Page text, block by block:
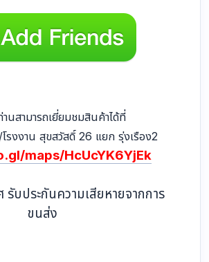
นสามารถเยี่ยมชมสินค้าได้ที่
รงงาน สุขสวัสดิ์ 26 แยก รุ่งเรือง2
maps/HcUcYK6YjEk
รับประกันความเสียหายจากการ
ขนส่ง